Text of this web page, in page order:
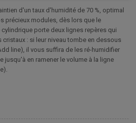
d'un taux d'humidité de 70 %, optimal
précieux modules, dès lors que le
porte deux lignes repères qui
cristaux : si leur niveau tombe en dessous
line), il vous suffira de les ré-humidifier
jusqu'à en ramener le volume à la ligne